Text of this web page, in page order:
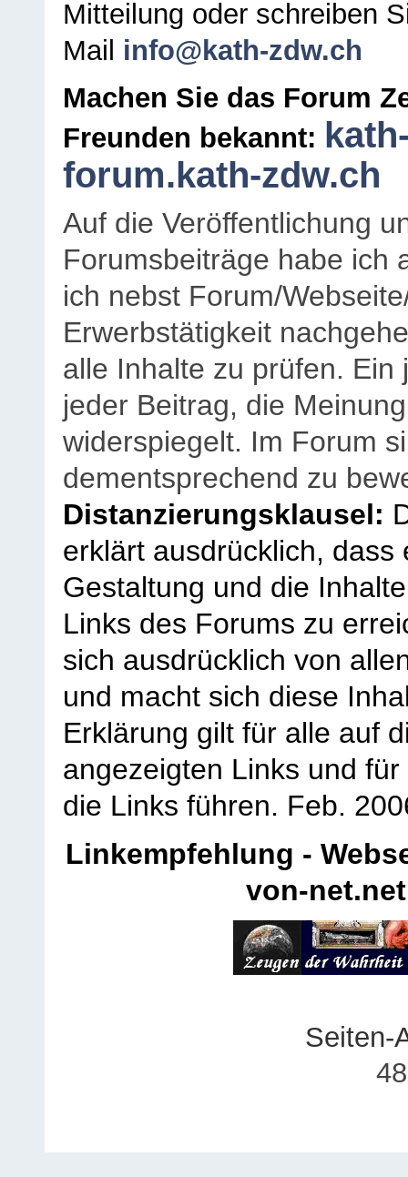
Mitteilung oder schreiben
Mail info@kath-zdw.ch
Machen Sie das Forum
Freunden bekannt:
forum.kath-zdw.ch
Auf die Veröffentlichung
Forumsbeiträge habe ich
ich nebst Forum/
Erwerbstätigkeit
alle Inhalte zu prüfen.
jeder Beitrag, die
widerspiegelt. Im Forum
dementsprechend zu
Distanzierungsklausel:
erklärt ausdrücklich,
Gestaltung und die
Links des Forums zu
sich ausdrücklich von
und macht sich diese
Erklärung gilt für alle auf
angezeigten Links und
die Links führen. Feb.
Linkempfehlung -
von-net.net
Seiten-